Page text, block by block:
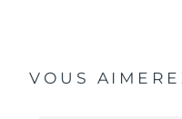
VOUS